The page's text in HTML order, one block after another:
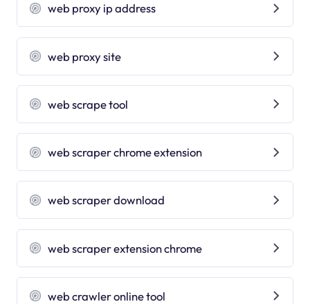
web proxy ip address
web proxy site
web scrape tool
web scraper chrome extension
web scraper download
web scraper extension chrome
web crawler online tool